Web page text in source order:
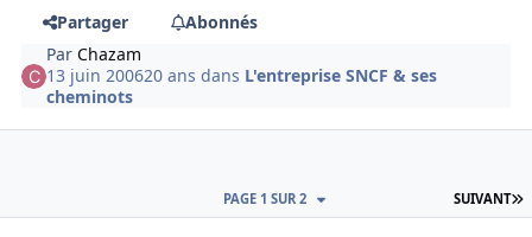
Partager
Abonnés
ParChazam
13 juin 200620 ans dans L'entreprise SNCF & ses
cheminots
SUIVANT
PAGE 1 SUR 2